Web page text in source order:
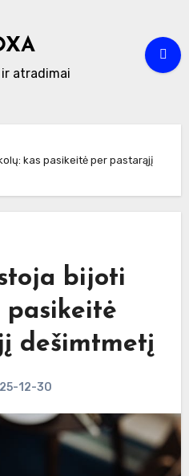
atradimai
kas pasikeitė per pastarąjį
bijoti
pasikeitė
dešimtmetį
12-30